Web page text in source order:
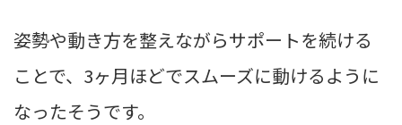
姿勢や動き方を整えながらサポートを続ける
ことで、3ヶ月ほどでスムーズに動けるように
なったそうです。